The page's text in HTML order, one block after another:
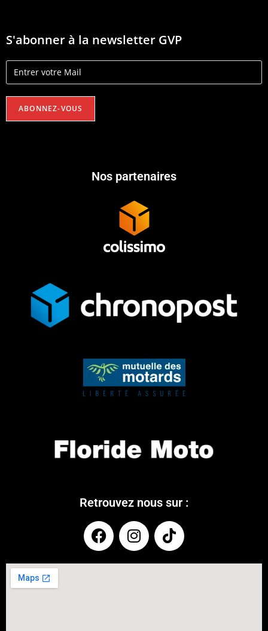
S'abonner à la newsletter GVP
Nos partenaires
Retrouvez nous sur :